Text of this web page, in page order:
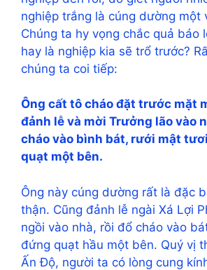
nghiệp trắng là cúng dường một
Chúng ta hy vọng chắc quả báo
hay là nghiệp kia sẽ trổ trước?
chúng ta coi tiếp:
Ông cất tô cháo đặt trước mặt
đảnh lễ và mời Trưởng lão vào
cháo vào bình bát, rưới mật
quạt một bên.
Ông này cúng dường rất là đặc
thận. Cũng đảnh lễ ngài Xá Lợi
ngồi vào nhà, rồi đổ cháo vào
đứng quạt hầu một bên. Quý vị
Ấn Độ, người ta có lòng cung